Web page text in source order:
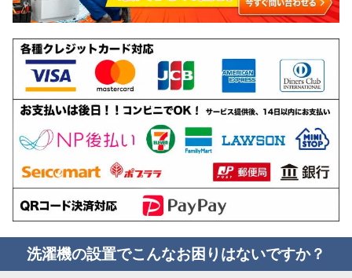
洗濯機の設置でこんなお困りはないですか？